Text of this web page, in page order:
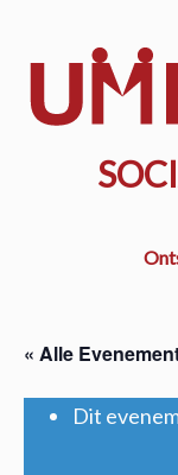
hoofd
« Alle
Dit